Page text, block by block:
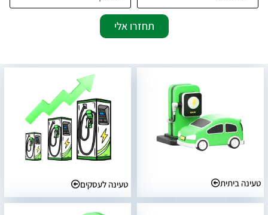
תחזרו אלי
טעינה ביתית טעינה לעסקים